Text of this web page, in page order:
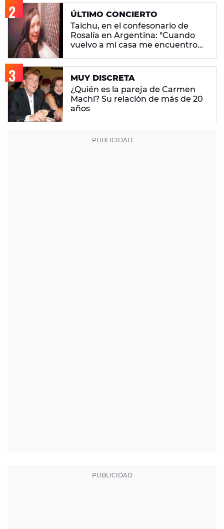
ÚLTIMO CONCIERTO
Taichu, en el confesonario de
Rosalía en Argentina: "Cuando
vuelvo a mi casa me encuentro
MUY DISCRETA
¿Quién es la pareja de Carmen
Machi? Su relación de más de 20
años